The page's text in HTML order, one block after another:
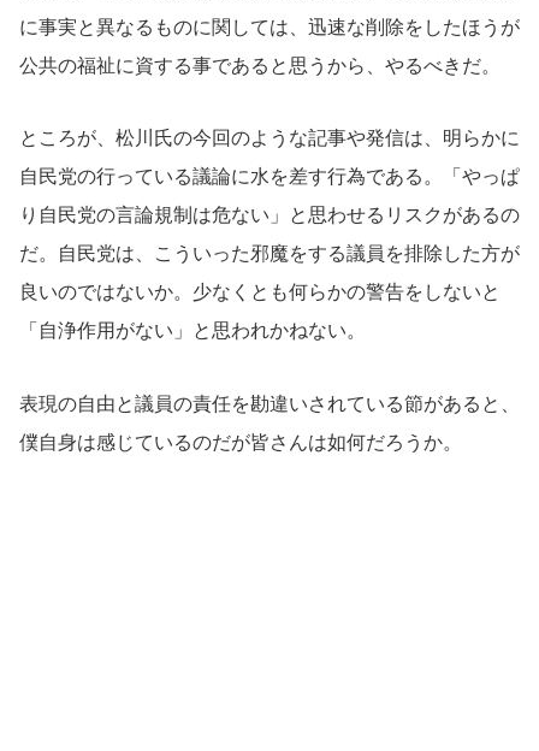
に事実と異なるものに関しては、迅速な削除をしたほうが
公共の福祉に資する事であると思うから、やるべきだ。
ところが、松川氏の今回のような記事や発信は、明らかに
自民党の行っている議論に水を差す行為である。「やっぱ
り自民党の言論規制は危ない」と思わせるリスクがあるの
だ。自民党は、こういった邪魔をする議員を排除した方が
良いのではないか。少なくとも何らかの警告をしないと
「自浄作用がない」と思われかねない。
表現の自由と議員の責任を勘違いされている節があると、
僕自身は感じているのだが皆さんは如何だろうか。